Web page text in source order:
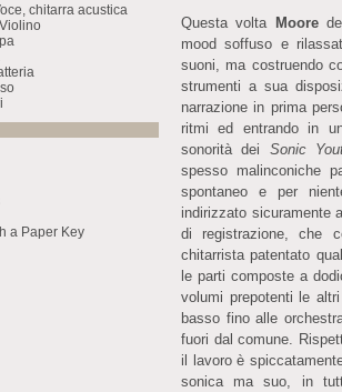
chitarra acustica
a Paper Key
Questa volta Moore
mood soffuso e
suoni, ma costruendo
strumenti a sua
narrazione in prima
ritmi ed entrando in
sonorità dei Sonic
spesso malinconiche
spontaneo e per
indirizzato sicuramente
di registrazione, che
chitarrista patentato
le parti composte a
volumi prepotenti le
basso fino alle
fuori dal comune.
il lavoro è
sonica ma suo, in